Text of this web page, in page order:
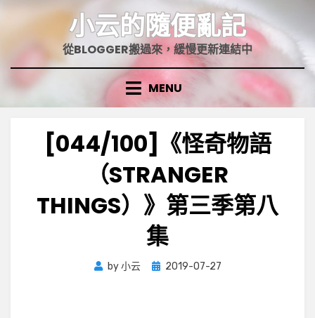
小云的隨便亂記
從BLOGGER搬過來，緩慢更新連結中
MENU
[044/100]《怪奇物語
（STRANGER
THINGS）》第三季第八
集
by小云
Posted
2019-07-27